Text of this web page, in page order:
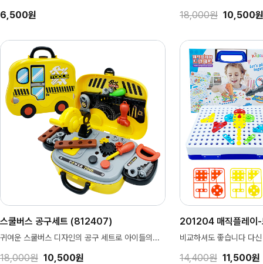
6,500원 18,000원 10,500원
스쿨버스 공구세트 (812407)
귀여운 스쿨버스 디자인의 공구 세트로 아이들의...
18,000원 10,500원
201204 매직플레이-
비교하셔도 좋습니다 다
14,400원 11,500원